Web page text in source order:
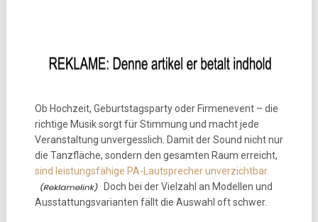
Ob Hochzeit, Geburtstagsparty oder Firmenevent – die
richtige Musik sorgt für Stimmung und macht jede
Veranstaltung unvergesslich. Damit der Sound nicht nur
die Tanzfläche, sondern den gesamten Raum erreicht,
sind leistungsfähige PA-Lautsprecher unverzichtbar.
Doch bei der Vielzahl an Modellen und
Ausstattungsvarianten fällt die Auswahl oft schwer.